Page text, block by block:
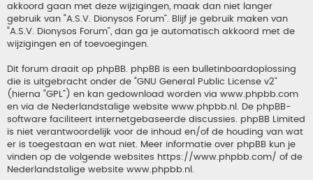
akkoord gaan met deze wijzigingen, maak dan niet langer
gebruik van “A.S.V. Dionysos Forum”. Blijf je gebruik maken van
“A.S.V. Dionysos Forum”, dan ga je automatisch akkoord met de
wijzigingen en of toevoegingen.
Dit forum draait op phpBB. phpBB is een bulletinboardoplossing
die is uitgebracht onder de “GNU General Public License v2”
(hierna “GPL”) en kan gedownload worden via www.phpbb.com
en via de Nederlandstalige website www.phpbb.nl . De phpBB-
software faciliteert internetgebaseerde discussies. phpBB Limited
is niet verantwoordelijk voor de inhoud en/of de houding van wat
er is toegestaan en wat niet. Meer informatie over phpBB kun je
vinden op de volgende websites https://www.phpbb.com/ of de
Nederlandstalige website www.phpbb.nl